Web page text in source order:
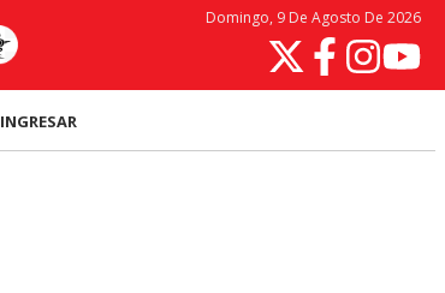
Domingo, 9 De Agosto De 2026
INGRESAR